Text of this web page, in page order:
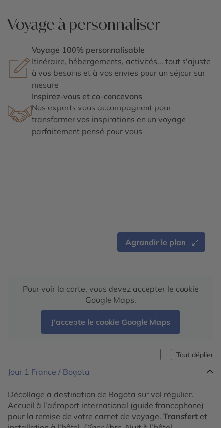
Voyage à personnaliser
Voyage 100% personnalisable
Itinéraire, hébergements, activités... tout s'ajuste
à vos besoins et à vos envies pour un séjour sur
mesure
Inspirez-vous et co-concevons
Nos experts vous accompagnent pour
transformer vos inspirations en un voyage
parfaitement pensé pour vous
Agrandir le plan
Pour voir la carte, vous devez accepter le cookie
Google Maps.
J'accepte le cookie Google Maps
Tout déplier
Jour 1 France / Bogota
Décollage à destination de Bogota sur vol régulier.
Accueil à l’aéroport international (guide francophone)
pour la remise de votre carnet de voyage. Transfert et